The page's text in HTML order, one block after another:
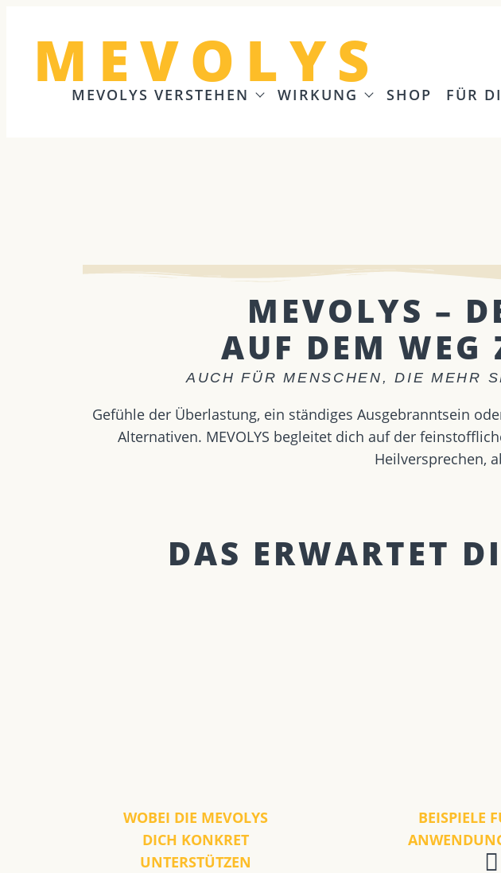
MEVOLYS
MEVOLYS VERSTEHEN WIRKUNG SHOP FÜR
MEVOLYS –
AUF DEM WEG
AUCH FÜR MENSCHEN, DIE MEHR
Gefühle der Überlastung, ein ständiges Ausgebranntsein
Alternativen. MEVOLYS begleitet dich auf der
Heilversprechen,
DAS ERWARTET
WOBEI DIE MEVOLYS
DICH KONKRET
UNTERSTÜTZEN
BEISPIELE